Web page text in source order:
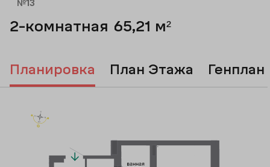
№13
2-комнатная 65,21 м²
Планировка План Этажа Генплан